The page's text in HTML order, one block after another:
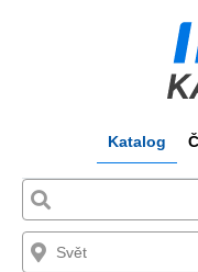
Katalog